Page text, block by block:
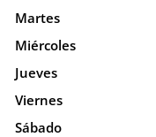
Martes
Miércoles
Jueves
Viernes
Sábado